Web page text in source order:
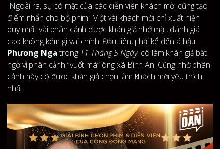
x
ĐĂNG NHẬP
Ngoài ra, sự có mặt của các diễn viên khách mời cũng tạo
điểm nhấn cho bộ phim. Một vài khách mời chỉ xuất hiện
duy nhất vài phân cảnh được khán giả nhớ mặt, đánh giá
cao không kém gì vai chính. Đầu tiên, phải kể đến á hậu
Phương Ngatrong 11 Tháng 5 Ngày, cô làm khán giả bất
ngờ vì phân cảnh “vuốt má” ông xã Bình An. Cũng nhờ phân
cảnh này cô được khán giả chọn làm khách mời yêu thích
nhất.